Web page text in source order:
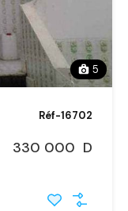
5
Réf-16702
330 000 D